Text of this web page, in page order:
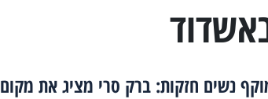
נשים חזקות: ברק סרי מציג את מקום 3 ברשימה- רינה גוטמן